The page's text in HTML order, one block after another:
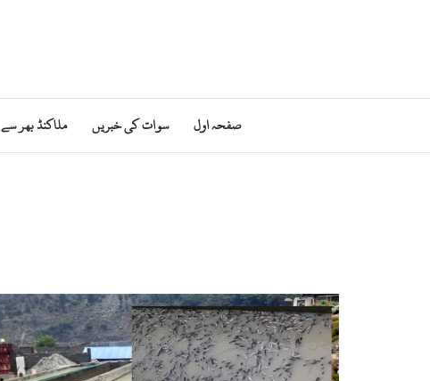
صفحہ اول سوات کی خبریں ملاکنڈ بھر سے